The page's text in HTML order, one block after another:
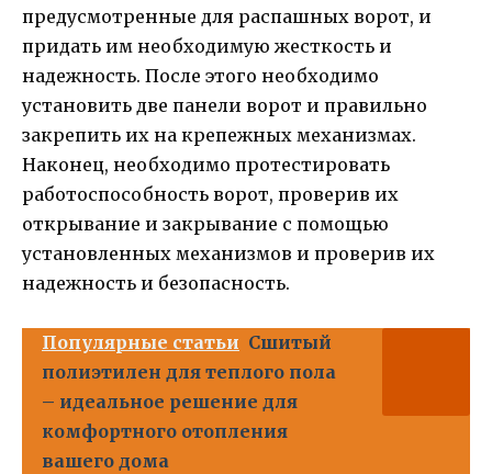
предусмотренные для распашных ворот, и
придать им необходимую жесткость и
надежность. После этого необходимо
установить две панели ворот и правильно
закрепить их на крепежных механизмах.
Наконец, необходимо протестировать
работоспособность ворот, проверив их
открывание и закрывание с помощью
установленных механизмов и проверив их
надежность и безопасность.
Популярные статьи Сшитый
полиэтилен для теплого пола
– идеальное решение для
комфортного отопления
вашего дома